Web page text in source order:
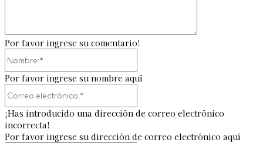
Por favor ingrese su comentario!
Por favor ingrese su nombre aquí
¡Has introducido una dirección de correo electrónico
incorrecta!
Por favor ingrese su dirección de correo electrónico aquí